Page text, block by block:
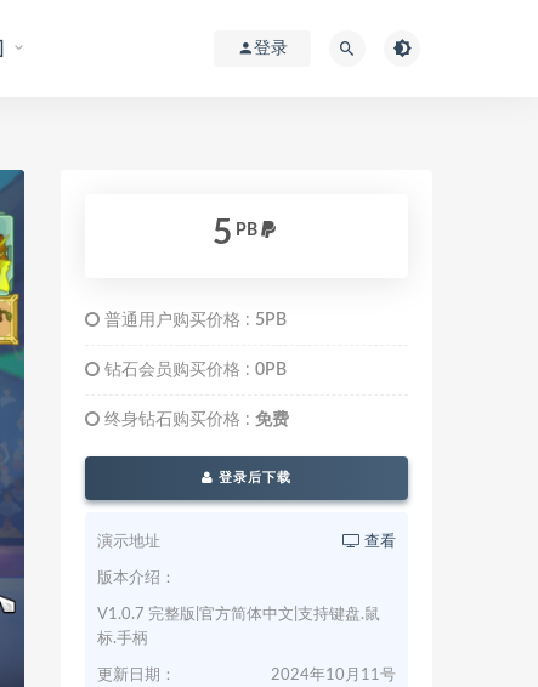
登录
5 PB
普通用户购买价格 : 5PB
钻石会员购买价格 : 0PB
终身钻石购买价格 : 免费
登录后下载
演示地址 查看
版本介绍：
V1.0.7 完整版|官方简体中文|支持键盘.鼠
标.手柄
更新日期： 2024年10月11号